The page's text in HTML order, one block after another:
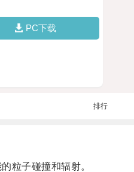
PC下载
排行
粒子碰撞和辐射。